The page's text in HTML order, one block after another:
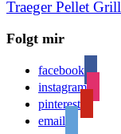
Traeger Pellet Grill
Folgt mir
facebook
instagram
pinterest
email